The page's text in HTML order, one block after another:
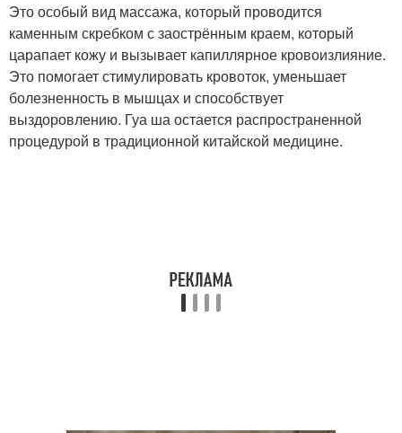
Это особый вид массажа, который проводится
каменным скребком с заострённым краем, который
царапает кожу и вызывает капиллярное кровоизлияние.
Это помогает стимулировать кровоток, уменьшает
болезненность в мышцах и способствует
выздоровлению. Гуа ша остается распространенной
процедурой в традиционной китайской медицине.